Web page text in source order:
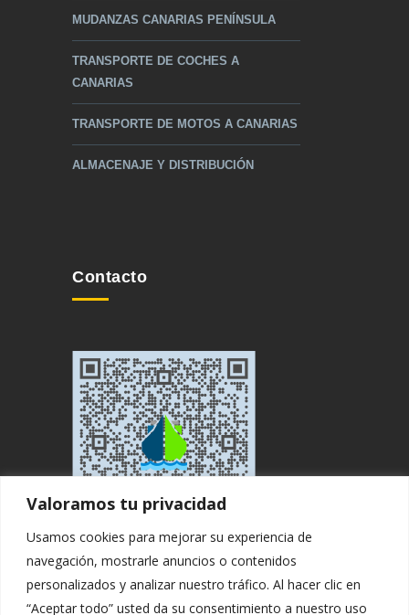
Valoramos tu privacidad
Usamos cookies para mejorar su experiencia de
navegación, mostrarle anuncios o contenidos
personalizados y analizar nuestro tráfico. Al hacer clic en
“Aceptar todo” usted da su consentimiento a nuestro uso
MUDANZAS CANARIAS PENÍNSULA
TRANSPORTE DE COCHES A
CANARIAS
TRANSPORTE DE MOTOS A CANARIAS
ALMACENAJE Y DISTRIBUCIÓN
Contacto